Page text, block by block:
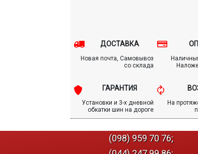
ДОСТАВКА
Новая почта, Самовывоз
со склада
ГАРАНТИЯ
Установки и 3-х дневной
обкатки шин на дороге
На
(098) 959 70 76;